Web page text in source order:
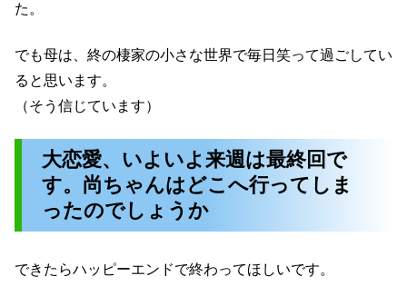
た。
でも母は、終の棲家の小さな世界で毎日笑って過ごしてい
ると思います。
（そう信じています）
大恋愛、いよいよ来週は最終回で
す。尚ちゃんはどこへ行ってしま
ったのでしょうか
できたらハッピーエンドで終わってほしいです。